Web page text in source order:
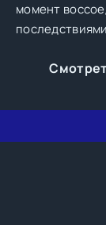
момент